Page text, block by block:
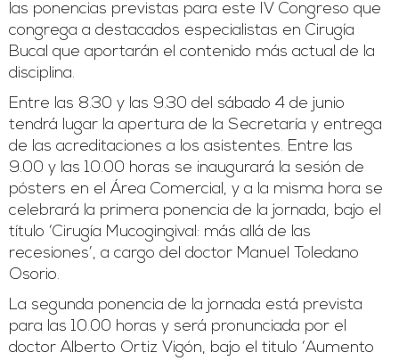
las ponencias previstas para este IV Congreso que
congrega a destacados especialistas en Cirugía
Bucal que aportarán el contenido más actual de la
disciplina.
Entre las 8.30 y las 9.30 del sábado 4 de junio
tendrá lugar la apertura de la Secretaría y entrega
de las acreditaciones a los asistentes. Entre las
9.00 y las 10.00 horas se inaugurará la sesión de
pósters en el Área Comercial, y a la misma hora se
celebrará la primera ponencia de la jornada, bajo el
título ‘Cirugía Mucogingival: más allá de las
recesiones’, a cargo del doctor Manuel Toledano
Osorio.
La segunda ponencia de la jornada está prevista
para las 10.00 horas y será pronunciada por el
doctor Alberto Ortiz Vigón, bajo el titulo ‘Aumento